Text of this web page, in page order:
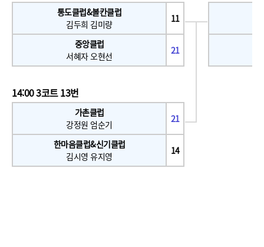
통도클럽&볼칸클럽
김두희 김미량
11
중앙클럽
서혜자 오현선
21
14:00 3코트 13번
가촌클럽
강정원 엄순기
21
한마음클럽&신기클럽
김시영 유지영
14